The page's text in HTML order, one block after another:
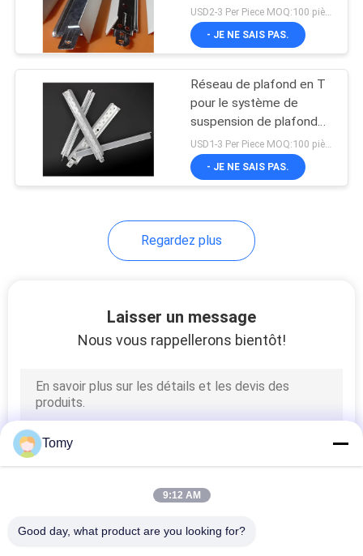
BIPV Photovoltaics
intégré par bâtiment
Balustrades de main
Chambres de cadre
en acier légères
quille en acier léger
USD2-3 Per Piece MOQ:100 pièces
- JE NE SAIS PAS.
Réseau de plafond en T
pour le système de
suspension de plafond
en PVC, barres
métalliques en T
USD1-3 Per Piece MOQ:100 pièces
- JE NE SAIS PAS.
Regardez plus
Laisser un message
Nous vous rappellerons bientôt!
Tomy
9:12 AM
Good day, what product are you looking for?